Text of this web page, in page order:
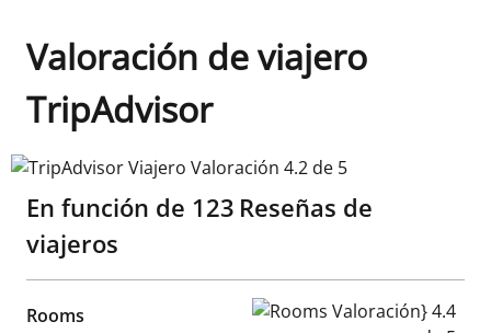
Valoración de viajero
TripAdvisor
TripAdvisor Viajero Valoración 4.2 de 5
En función de 123 Reseñas de
viajeros
Rooms Rooms Valoración} 4.4 de 5